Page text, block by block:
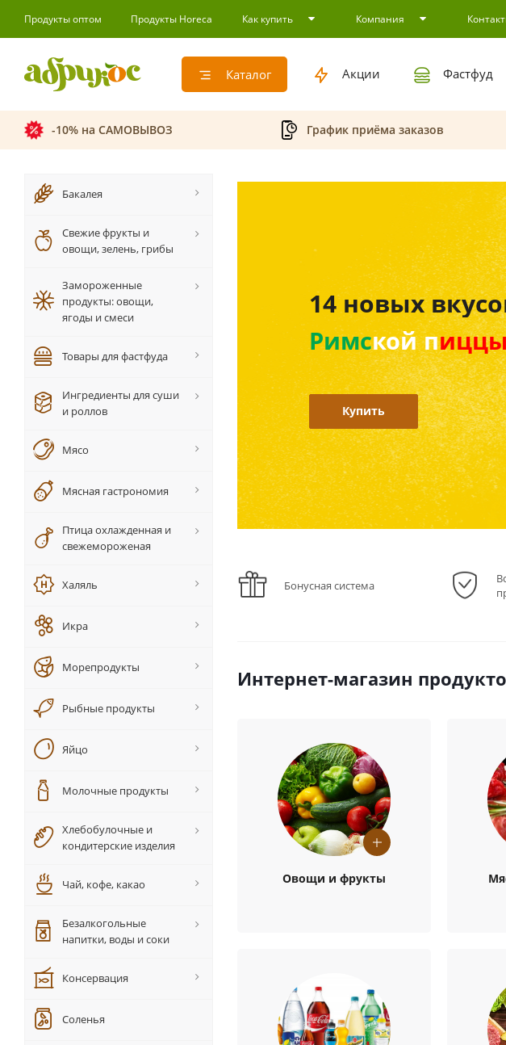
Продукты оптом Продукты Horeca Как купить Компания
Каталог Акции Фастфуд
-10% на САМОВЫВОЗ График приёма заказов
Бесплатная
кофемашин
При заказе от 3-х кг зернового
Мы подберем оптимальную
Узнать подробнее
Бонусная система
Интернет-магазин
Овощи и фрукты
Бакалея
Свежие фрукты и
овощи, зелень, грибы
Замороженные
продукты: овощи,
ягоды и смеси
Товары для фастфуда
Ингредиенты для суши
и роллов
Мясо
Мясная гастрономия
Птица охлажденная и
свежемороженая
Халяль
Икра
Морепродукты
Рыбные продукты
Яйцо
Молочные продукты
Хлебобулочные и
кондитерские изделия
Чай, кофе, какао
Безалкогольные
напитки, воды и соки
Консервация
Соленья